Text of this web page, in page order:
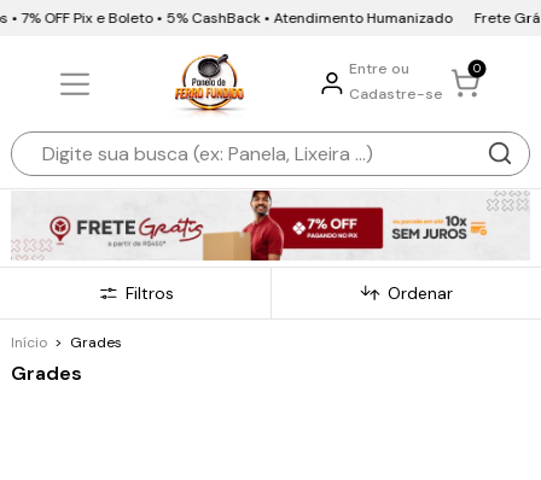
Pix e Boleto • 5% CashBack • Atendimento Humanizado Frete Grátis • 10x
Entre ou
Cadastre-se
0
Filtros Ordenar
Início > Grades
Grades